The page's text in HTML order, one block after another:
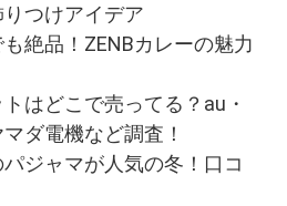
つけアイデア
絶品！ZENBカレーの魅力
はどこで売ってる？au・
ダ電機など調査！
ジャマが人気の冬！口コ